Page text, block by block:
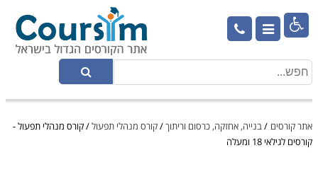

אתר קורסים /בנייה, אחזקה, כרסום וריתוך/קורס מנהלי תפעול/קורס מנהלי תפעול -
קורסים לגילאי 18 ומעלה